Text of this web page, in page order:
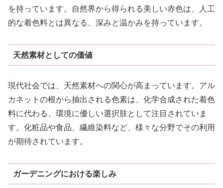
を持っています。自然界から得られる美しい赤色は、人工
的な着色料とは異なる、深みと温かみを持っています。
天然素材としての価値
現代社会では、天然素材への関心が高まっています。アル
カネットの根から抽出される色素は、化学合成された着色
料に代わる、環境に優しい選択肢として注目されていま
す。化粧品や食品、繊維染料など、様々な分野でその利用
が期待されています。
ガーデニングにおける楽しみ